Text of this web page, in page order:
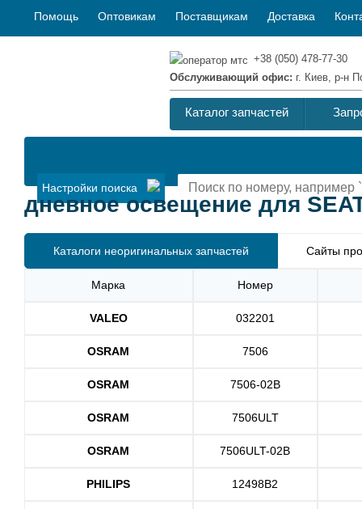
Помощь Оптовикам Поставщикам Доставка
+38 (050) 478-77-30
Обслуживающий офис: г. Киев, р-н
Каталог запчастей
Настройки поиска
дневное освещение для
Каталоги неоригинальных запчастей Сайты
Марка Номер
VALEO 032201
OSRAM 7506
OSRAM 7506-02B
OSRAM 7506ULT
OSRAM 7506ULT-02B
PHILIPS 12498B2